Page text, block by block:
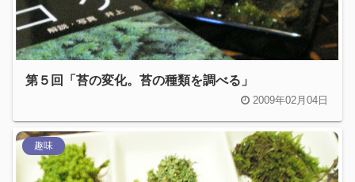
第５回「苔の変化。苔の種類を調べる」
2009年02月04日
趣味